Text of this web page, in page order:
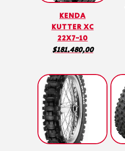
KENDA
KUTTER XC
22X7-10
$181.480,00